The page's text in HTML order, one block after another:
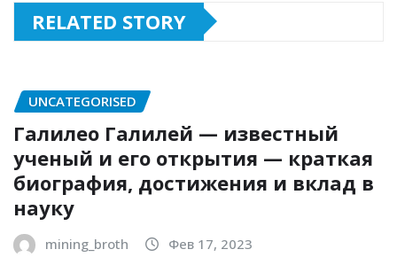
RELATED STORY
UNCATEGORISED
Галилео Галилей — известный
ученый и его открытия — краткая
биография, достижения и вклад в
науку
mining_broth Фев 17, 2023